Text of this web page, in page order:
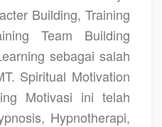
Building, Training
Team Building
sebagai salah
Spiritual Motivation
Motivasi ini telah
Hypnotherapi,